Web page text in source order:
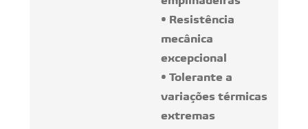
• Resistência
mecânica
excepcional
• Tolerante a
variações térmicas
extremas